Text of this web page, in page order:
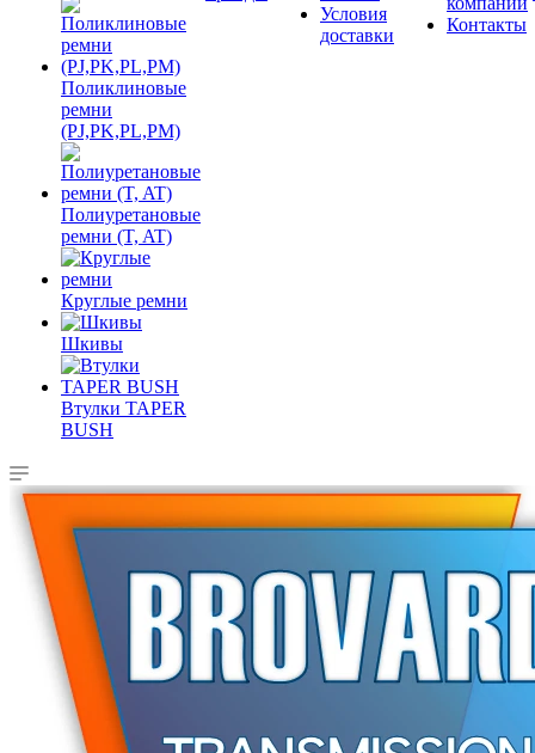
Поликлиновые
ремни
(PJ,PK,PL,PM)
Полиуретановые
ремни (T, AT)
Круглые ремни
Шкивы
Втулки TAPER
BUSH
Условия
доставки
Контакты